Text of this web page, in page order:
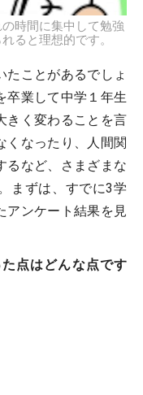
時間に集中して勉強
ると理想的です。
たことがあるでしょ
卒業して中学１年生
きく変わることを言
くなったり、人間関
るなど、さまざまな
まずは、すでに3学
アンケート結果を見
点はどんな点です